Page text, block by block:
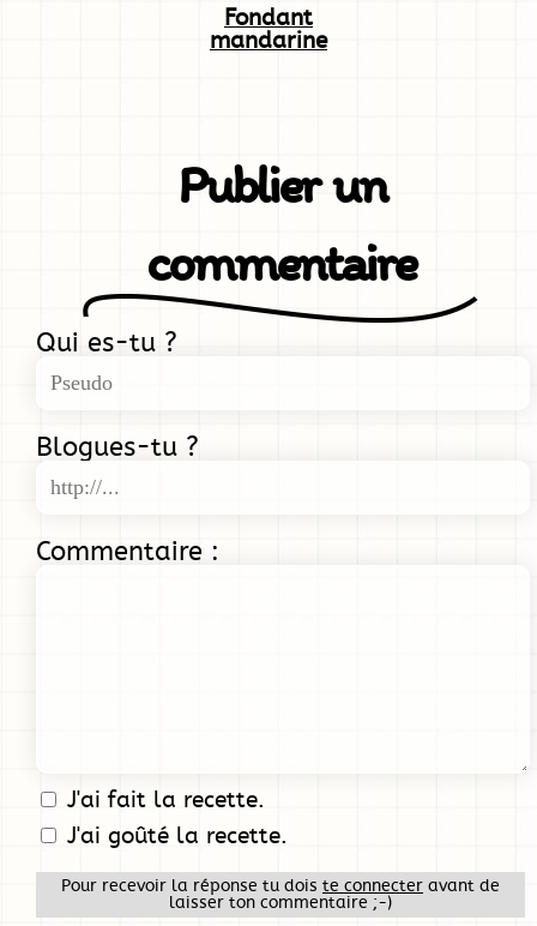
Fondant
mandarine
Publier un
commentaire
Qui es-tu ?
Blogues-tu ?
Commentaire :
J'ai fait la recette.
J'ai goûté la recette.
Pour recevoir la réponse tu dois te connecter avant de
laisser ton commentaire ;-)